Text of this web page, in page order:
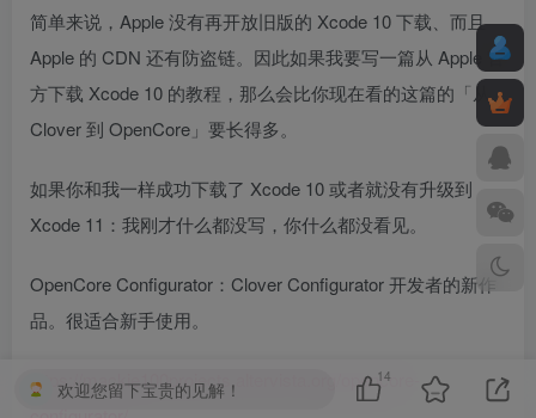
简单来说，Apple 没有再开放旧版的 Xcode 10 下载、而且
Apple 的 CDN 还有防盗链。因此如果我要写一篇从 Apple 官
方下载 Xcode 10 的教程，那么会比你现在看的这篇的「从
Clover 到 OpenCore」要长得多。
如果你和我一样成功下载了 Xcode 10 或者就没有升级到
Xcode 11：我刚才什么都没写，你什么都没看见。
OpenCore Configurator：Clover Configurator 开发者的新作
品。很适合新手使用。
https://mackie100projects.altervista.org/opencore-
欢迎您留下宝贵的见解！
14